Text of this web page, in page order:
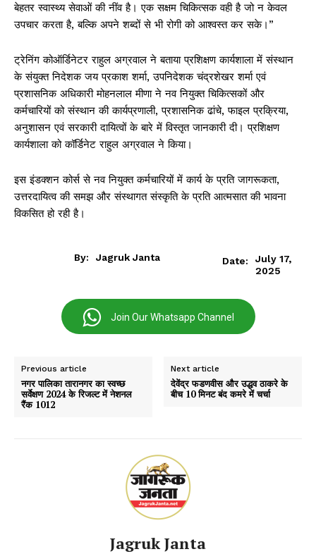
बेहतर स्वास्थ्य सेवाओं की नींव है। एक सक्षम चिकित्सक वही है जो न केवल
उपचार करता है, बल्कि अपने शब्दों से भी रोगी को आश्वस्त कर सके।”
ट्रेनिंग कोऑर्डिनेटर राहुल अग्रवाल ने बताया प्रशिक्षण कार्यशाला में संस्थान
के संयुक्त निदेशक जय प्रकाश शर्मा, उपनिदेशक चंद्रशेखर शर्मा एवं
प्रशासनिक अधिकारी मोहनलाल मीणा ने नव नियुक्त चिकित्सकों और
कर्मचारियों को संस्थान की कार्यप्रणाली, प्रशासनिक ढांचे, फाइल प्रक्रिया,
अनुशासन एवं सरकारी दायित्वों के बारे में विस्तृत जानकारी दी। प्रशिक्षण
कार्यशाला को कॉर्डिनेट राहुल अग्रवाल ने किया।
इस इंडक्शन कोर्स से नव नियुक्त कर्मचारियों में कार्य के प्रति जागरूकता,
उत्तरदायित्व की समझ और संस्थागत संस्कृति के प्रति आत्मसात की भावना
विकसित हो रही है।
By: Jagruk Janta Date:
July 17,
2025
Join Our Whatsapp Channel
Previous article
नगर पालिका तारानगर का स्वच्छ
सर्वेक्षण 2024 के रिजल्ट में नेशनल
रैंक 1012
Next article
देवेंद्र फडणवीस और उद्धव ठाकरे के
बीच 10 मिनट बंद कमरे में चर्चा
Jagruk Janta